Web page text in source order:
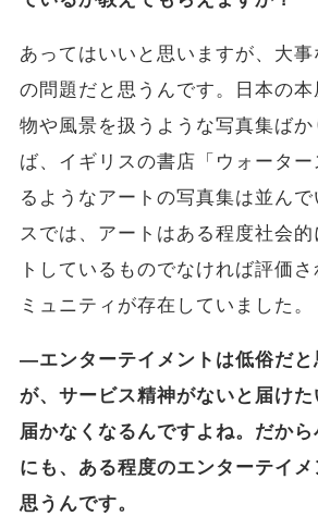
あってはいいと思いますが、大
の問題だと思うんです。日本の
物や風景を扱うような写真集ばか
ば、イギリスの書店「ウォータ
るようなアートの写真集は並んで
スでは、アートはある程度社会
トしているものでなければ評価
ミュニティが存在していました。
―エンターテイメントは低俗だと
が、サービス精神がないと届け
届かなくなるんですよね。だか
にも、ある程度のエンターテイメ
思うんです。